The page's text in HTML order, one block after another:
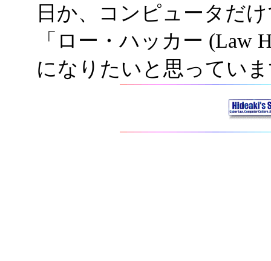
日か、コンピュータだ
「ロー・ハッカー (Law
になりたいと思ってい